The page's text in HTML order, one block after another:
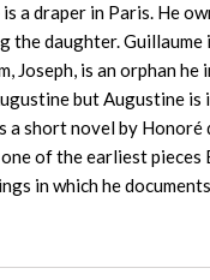
a draper in Paris. He
the daughter.
Joseph, is an orphan
but Augustine
a short novel by
of the earliest
in which he